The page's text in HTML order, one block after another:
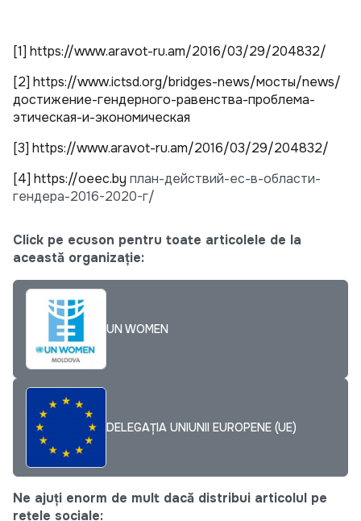
[1] https://www.aravot-ru.am/2016/03/29/204832/
[2] https://www.ictsd.org/bridges-news/мосты/news/
достижение-гендерного-равенства-проблема-
этическая-и-экономическая
[3] https://www.aravot-ru.am/2016/03/29/204832/
[4] https://oeec.by план-действий-ес-в-области-
гендера-2016-2020-г/
Click pe ecuson pentru toate articolele de la
această organizație:
UN WOMEN
DELEGAȚIA UNIUNII EUROPENE (UE)
Ne ajuți enorm de mult dacă distribui articolul pe
rețele sociale: